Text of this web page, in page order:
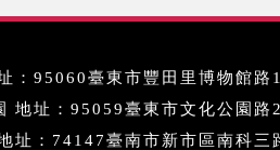
：95060臺東市豐田里博物館
地址：95059臺東市文化公園
址：74147臺南市新市區南科